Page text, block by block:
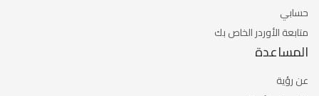
حسابي
متابعة الأوردر الخاص بك
المساعدة
عن رؤية